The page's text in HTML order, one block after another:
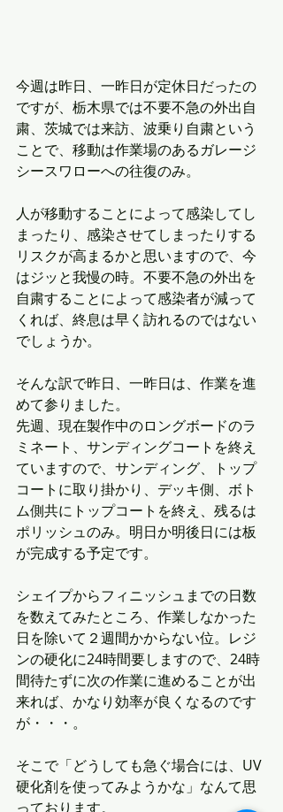
今週は昨日、一昨日が定休日だったの
ですが、栃木県では不要不急の外出自
粛、茨城では来訪、波乗り自粛という
ことで、移動は作業場のあるガレージ
シースワローへの往復のみ。
人が移動することによって感染してし
まったり、感染させてしまったりする
リスクが高まるかと思いますので、今
はジッと我慢の時。不要不急の外出を
自粛することによって感染者が減って
くれば、終息は早く訪れるのではない
でしょうか。
そんな訳で昨日、一昨日は、作業を進
めて参りました。
先週、現在製作中のロングボードのラ
ミネート、サンディングコートを終え
ていますので、サンディング、トップ
コートに取り掛かり、デッキ側、ボト
ム側共にトップコートを終え、残るは
ポリッシュのみ。明日か明後日には板
が完成する予定です。
シェイプからフィニッシュまでの日数
を数えてみたところ、作業しなかった
日を除いて２週間かからない位。レジ
ンの硬化に24時間要しますので、24時
間待たずに次の作業に進めることが出
来れば、かなり効率が良くなるのです
が・・・。
そこで「どうしても急ぐ場合には、UV
硬化剤を使ってみようかな」なんて思
っております。